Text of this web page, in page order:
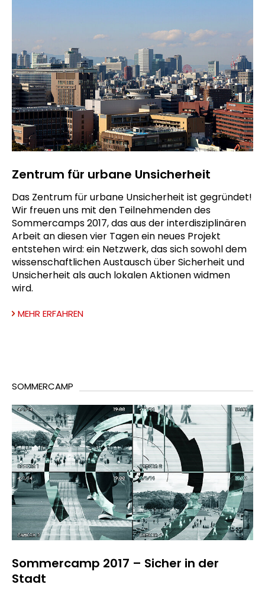
Zentrum für urbane Unsicherheit
Das Zentrum für urbane Unsicherheit ist gegründet!
Wir freuen uns mit den Teilnehmenden des
Sommercamps 2017, das aus der interdisziplinären
Arbeit an diesen vier Tagen ein neues Projekt
entstehen wird: ein Netzwerk, das sich sowohl dem
wissenschaftlichen Austausch über Sicherheit und
Unsicherheit als auch lokalen Aktionen widmen
wird.
MEHR ERFAHREN
SOMMERCAMP
Sommercamp 2017 – Sicher in der
Stadt